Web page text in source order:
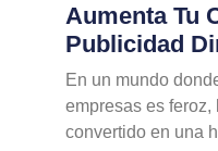
Aumenta Tu
Publicidad
En un mundo
empresas es
convertido en una